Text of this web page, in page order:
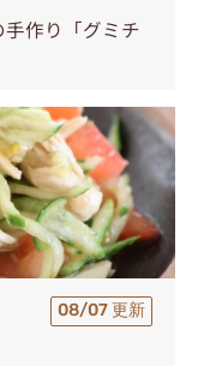
作り「グミチ
08/07 更新